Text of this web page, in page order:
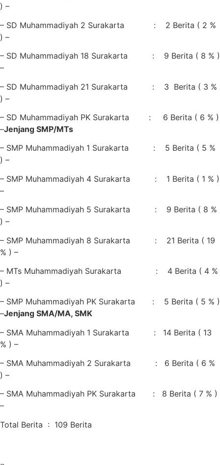
) –
– SD Muhammadiyah 2 Surakarta : 2 Berita ( 2 %
) –
– SD Muhammadiyah 18 Surakarta : 9 Berita ( 8 % )
–
– SD Muhammadiyah 21 Surakarta : 3 Berita ( 3 %
) –
– SD Muhammadiyah PK Surakarta : 6 Berita ( 6 % )
–Jenjang SMP/MTs
– SMP Muhammadiyah 1 Surakarta : 5 Berita ( 5 %
) –
– SMP Muhammadiyah 4 Surakarta : 1 Berita ( 1 % )
–
– SMP Muhammadiyah 5 Surakarta : 9 Berita ( 8 %
) –
– SMP Muhammadiyah 8 Surakarta : 21 Berita ( 19
% ) –
– MTs Muhammadiyah Surakarta : 4 Berita ( 4 %
) –
– SMP Muhammadiyah PK Surakarta : 5 Berita ( 5 % )
–Jenjang SMA/MA, SMK
– SMA Muhammadiyah 1 Surakarta : 14 Berita ( 13
% ) –
– SMA Muhammadiyah 2 Surakarta : 6 Berita ( 6 %
) –
– SMA Muhammadiyah PK Surakarta : 8 Berita ( 7 % )
–
Total Berita : 109 Berita